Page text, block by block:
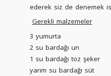
ederek siz de denemek
Gerekli malzemeler
3 yumurta
2 su bardağı un
1 su bardağı toz şeker
yarım su bardağı süt